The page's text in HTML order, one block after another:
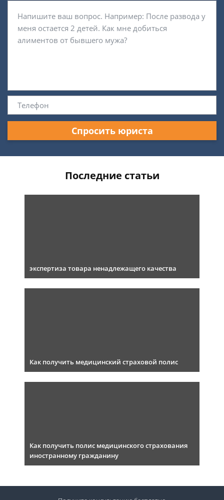
Спросить юриста
Последние статьи
экспертиза товара ненадлежащего качества
Как получить медицинский страховой полис
Как получить полис медицинского страхования
иностранному гражданину